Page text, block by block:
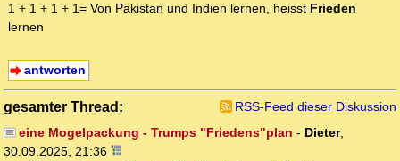
1 + 1 + 1 + 1= Von Pakistan und Indien lernen, heisst Frieden
lernen
antworten
gesamter Thread:
RSS-Feed dieser Diskussion
eine Mogelpackung - Trumps "Friedens"plan - Dieter,
30.09.2025, 21:36